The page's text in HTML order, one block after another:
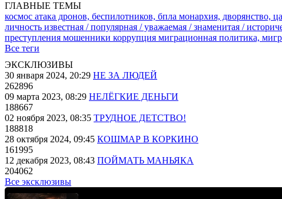
ГЛАВНЫЕ ТЕМЫ
космос атака дронов, беспилотников, бпла монархия, дворянство,
личность известная / популярная / уважаемая / знаменитая /
преступления мошенники коррупция миграционная политика,
Все теги
ЭКСКЛЮЗИВЫ
30 января 2024, 20:29 НЕ ЗА ЛЮДЕЙ
262896
09 марта 2023, 08:29 НЕЛЁГКИЕ ДЕНЬГИ
188667
02 ноября 2023, 08:35 ТРУДНОЕ ДЕТСТВО!
188818
28 октября 2024, 09:45 КОШМАР В КОРКИНО
161995
12 декабря 2023, 08:43 ПОЙМАТЬ МАНЬЯКА
204062
Все эксклюзивы